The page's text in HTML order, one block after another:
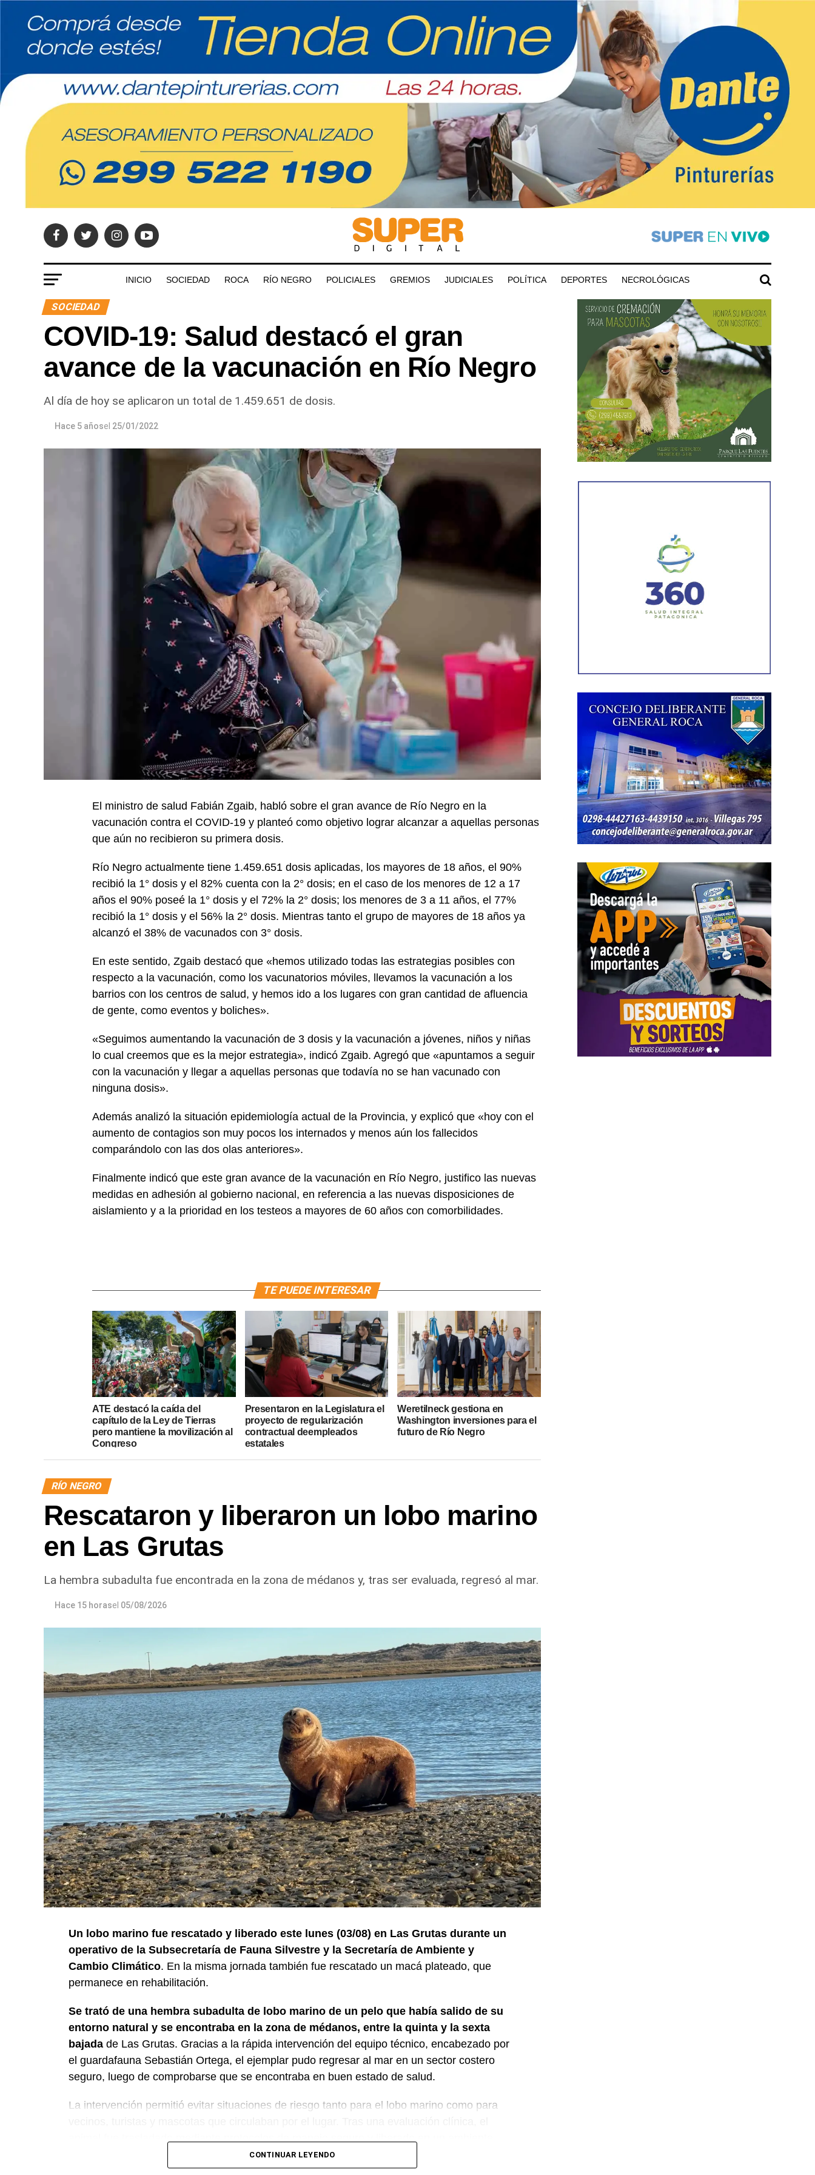
INICIO SOCIEDAD ROCA RÍO NEGRO POLICIALES GREMIOS JUDICIALES POLÍTICA DEPORTES NECROLÓGICAS
SOCIEDAD
COVID-19: Salud destacó el gran
avance de la vacunación en Río Negro
Al día de hoy se aplicaron un total de 1.459.651 de dosis.
Hace 5 añosel 25/01/2022
El ministro de salud Fabián Zgaib, habló sobre el gran avance de Río Negro en la
vacunación contra el COVID-19 y planteó como objetivo lograr alcanzar a aquellas personas
que aún no recibieron su primera dosis.
Río Negro actualmente tiene 1.459.651 dosis aplicadas, los mayores de 18 años, el 90%
recibió la 1° dosis y el 82% cuenta con la 2° dosis; en el caso de los menores de 12 a 17
años el 90% poseé la 1° dosis y el 72% la 2° dosis; los menores de 3 a 11 años, el 77%
recibió la 1° dosis y el 56% la 2° dosis. Mientras tanto el grupo de mayores de 18 años ya
alcanzó el 38% de vacunados con 3° dosis.
En este sentido, Zgaib destacó que «hemos utilizado todas las estrategias posibles con
respecto a la vacunación, como los vacunatorios móviles, llevamos la vacunación a los
barrios con los centros de salud, y hemos ido a los lugares con gran cantidad de afluencia
de gente, como eventos y boliches».
«Seguimos aumentando la vacunación de 3 dosis y la vacunación a jóvenes, niños y niñas
lo cual creemos que es la mejor estrategia», indicó Zgaib. Agregó que «apuntamos a seguir
con la vacunación y llegar a aquellas personas que todavía no se han vacunado con
ninguna dosis».
Además analizó la situación epidemiología actual de la Provincia, y explicó que «hoy con el
aumento de contagios son muy pocos los internados y menos aún los fallecidos
comparándolo con las dos olas anteriores».
Finalmente indicó que este gran avance de la vacunación en Río Negro, justifico las nuevas
medidas en adhesión al gobierno nacional, en referencia a las nuevas disposiciones de
aislamiento y a la prioridad en los testeos a mayores de 60 años con comorbilidades.
TE PUEDE INTERESAR
ATE destacó la caída del
capítulo de la Ley de Tierras
pero mantiene la movilización al
Congreso
Presentaron en la Legislatura el
proyecto de regularización
contractual deempleados
estatales
Weretilneck gestiona en
Washington inversiones para el
futuro de Río Negro
RÍO NEGRO
Rescataron y liberaron un lobo marino
en Las Grutas
La hembra subadulta fue encontrada en la zona de médanos y, tras ser evaluada, regresó al mar.
Hace 15 horasel 05/08/2026
Un lobo marino fue rescatado y liberado este lunes (03/08) en Las Grutas durante un
operativo de la Subsecretaría de Fauna Silvestre y la Secretaría de Ambiente y
Cambio Climático. En la misma jornada también fue rescatado un macá plateado, que
permanece en rehabilitación.
Se trató de una hembra subadulta de lobo marino de un pelo que había salido de su
entorno natural y se encontraba en la zona de médanos, entre la quinta y la sexta
bajada de Las Grutas. Gracias a la rápida intervención del equipo técnico, encabezado por
el guardafauna Sebastián Ortega, el ejemplar pudo regresar al mar en un sector costero
seguro, luego de comprobarse que se encontraba en buen estado de salud.
La intervención permitió evitar situaciones de riesgo tanto para el lobo marino como para
CONTINUAR LEYENDO